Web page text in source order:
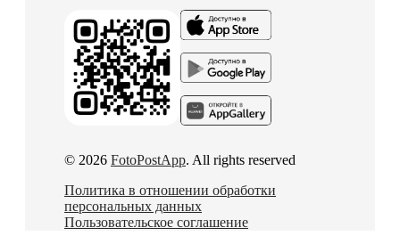
© 2026 FotoPostApp. All rights reserved
Политика в отношении обработки
персональных данных
Пользовательское соглашение